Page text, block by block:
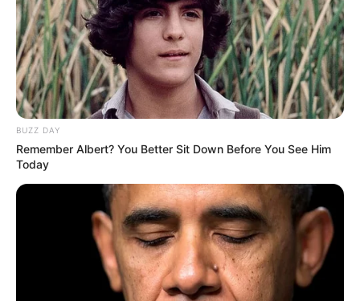
niveles de glucosa en sangre,
contribuyendo a la prevención de picos
de azúcar.
Mejora dela SaludCardiovascular
Los antioxidantes de la manzanilla
ayudan a reducir el riesgo de
combatir los radicales libres y mejorarla
Reducción del Acné
Las propiedades antisépticas y
calmantes de la manzanilla pueden
ayudar a reducir el acné y a calmar la piel
irritada, aplicándose en forma de
mascarilla.
BUZZ DAY
Remember Albert? You Better Sit Down Before You See Him
Today